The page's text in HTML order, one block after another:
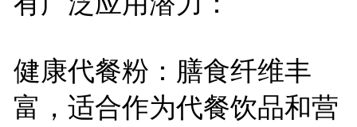
健康代餐粉：膳食纤维丰
富，适合作为代餐饮品和营